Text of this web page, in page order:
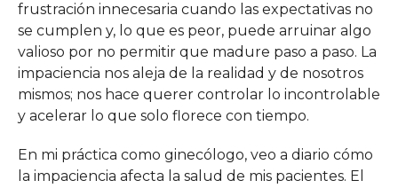
frustración innecesaria cuando las expectativas no
se cumplen y, lo que es peor, puede arruinar algo
valioso por no permitir que madure paso a paso. La
impaciencia nos aleja de la realidad y de nosotros
mismos; nos hace querer controlar lo incontrolable
y acelerar lo que solo florece con tiempo.
En mi práctica como ginecólogo, veo a diario cómo
la impaciencia afecta la salud de mis pacientes. El